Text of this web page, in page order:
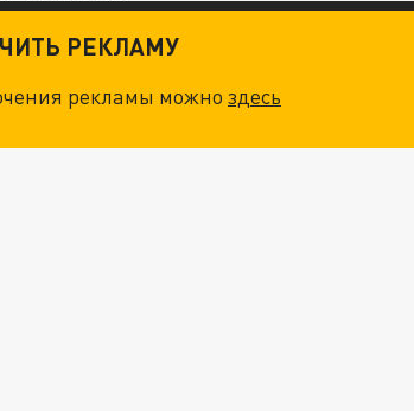
РЕКЛАМУ
рекламы можноздесь